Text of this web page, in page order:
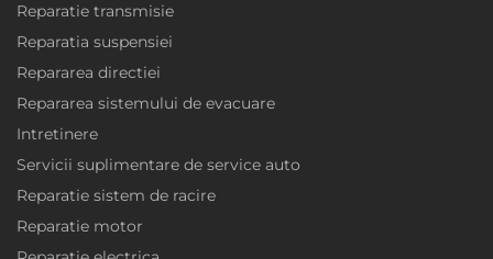
Reparatie transmisie
Reparatia suspensiei
Repararea directiei
Repararea sistemului de evacuare
Intretinere
Servicii suplimentare de service auto
Reparatie sistem de racire
Reparatie motor